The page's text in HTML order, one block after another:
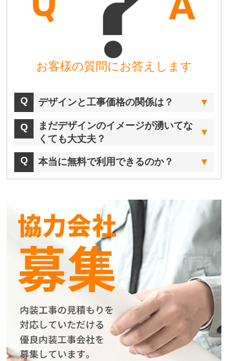
お客様の質問にお答えします
デザインと工事価格の関係は？
まだデザインのイメージが湧いてな
くても大丈夫？
本当に無料で利用できるのか？